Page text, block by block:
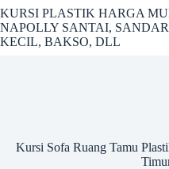
Skip
to
content
KURSI PLASTIK HARGA
NAPOLLY SANTAI,
KECIL, BAKSO, DLL
Kursi Sofa Ruang Tamu